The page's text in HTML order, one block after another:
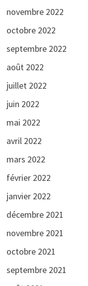
novembre 2022
octobre 2022
septembre 2022
août 2022
juillet 2022
juin 2022
mai 2022
avril 2022
mars 2022
février 2022
janvier 2022
décembre 2021
novembre 2021
octobre 2021
septembre 2021